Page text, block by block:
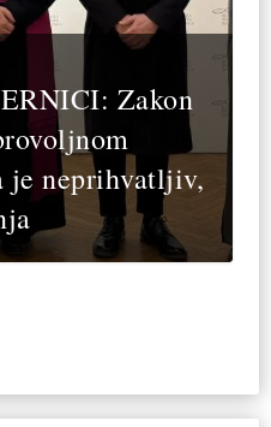
Zakon
je neprihvatljiv,